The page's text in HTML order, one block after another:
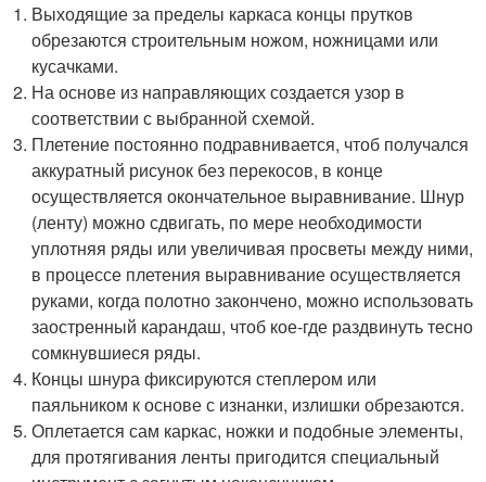
Выходящие за пределы каркаса концы прутков
обрезаются строительным ножом, ножницами или
кусачками.
На основе из направляющих создается узор в
соответствии с выбранной схемой.
Плетение постоянно подравнивается, чтоб получался
аккуратный рисунок без перекосов, в конце
осуществляется окончательное выравнивание. Шнур
(ленту) можно сдвигать, по мере необходимости
уплотняя ряды или увеличивая просветы между ними,
в процессе плетения выравнивание осуществляется
руками, когда полотно закончено, можно использовать
заостренный карандаш, чтоб кое-где раздвинуть тесно
сомкнувшиеся ряды.
Концы шнура фиксируются степлером или
паяльником к основе с изнанки, излишки обрезаются.
Оплетается сам каркас, ножки и подобные элементы,
для протягивания ленты пригодится специальный